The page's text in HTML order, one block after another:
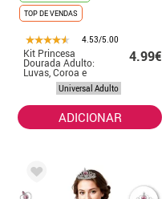
TOP DE VENDAS
4.53/5.00
Kit Princesa
Dourada Adulto:
Luvas, Coroa e
4.99€
Universal Adulto
ADICIONAR